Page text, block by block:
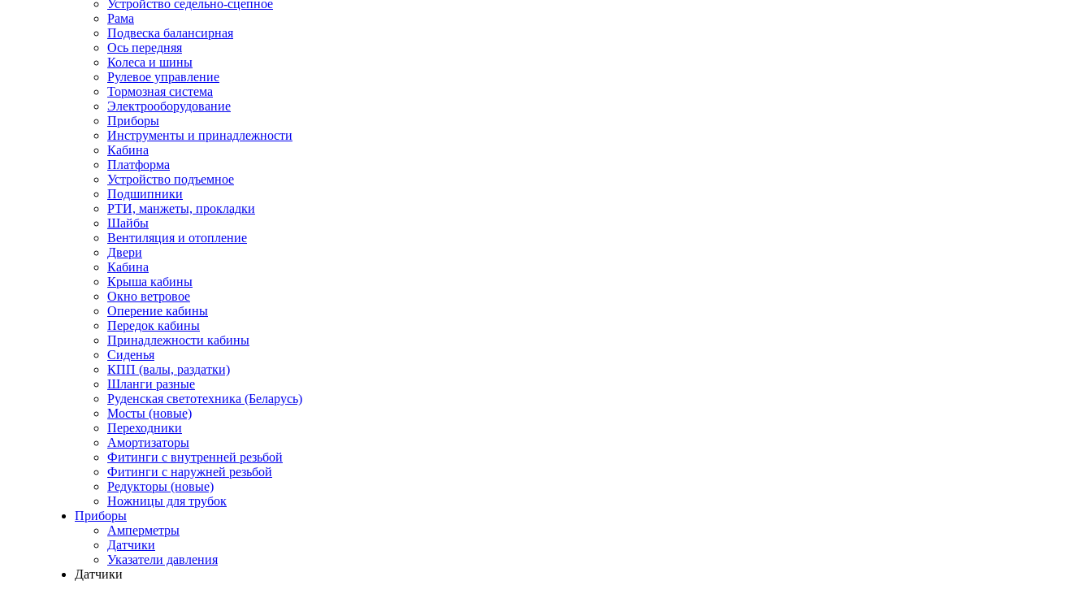
Устройство седельно-сцепное
Рама
Подвеска балансирная
Ось передняя
Колеса и шины
Рулевое управление
Тормозная система
Электрооборудование
Приборы
Инструменты и принадлежности
Кабина
Платформа
Устройство подъемное
Подшипники
РТИ, манжеты, прокладки
Шайбы
Вентиляция и отопление
Двери
Кабина
Крыша кабины
Окно ветровое
Оперение кабины
Передок кабины
Принадлежности кабины
Сиденья
КПП (валы, раздатки)
Шланги разные
Руденская светотехника (Беларусь)
Мосты (новые)
Переходники
Амортизаторы
Фитинги с внутренней резьбой
Фитинги с наружней резьбой
Редукторы (новые)
Ножницы для трубок
Приборы
Амперметры
Датчики
Указатели давления
Датчики